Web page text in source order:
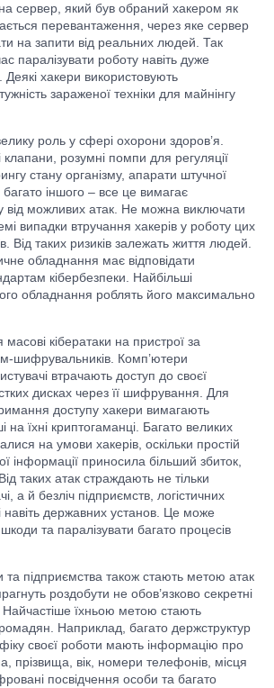
сервер, який був обраний хакером як
перевантаження, через яке сервер
на запити від реальних людей. Так
паралізувати роботу навіть дуже
Деякі хакери використовують
зараженої техніки для майнінгу
роль у сфері охорони здоров’я.
клапани, розумні помпи для регуляції
стану організму, апарати штучної
багато іншого – все це вимагає
від можливих атак. Не можна виключати
випадки втручання хакерів у роботу цих
Від таких ризиків залежать життя людей.
обладнання має відповідати
кібербезпеки. Найбільші
обладнання роблять його максимально
кібератаки на пристрої за
шифрувальників. Комп’ютери
втрачають доступ до своєї
дисках через її шифрування. Для
доступу хакери вимагають
на їхні криптогаманці. Багато великих
на умови хакерів, оскільки простій
інформації приносила більший збиток,
таких атак страждають не тільки
а й безліч підприємств, логістичних
навіть державних установ. Це може
та паралізувати багато процесів
та підприємства також стають метою атак
роздобути не обов’язково секретні
Найчастіше їхньою метою стають
Наприклад, багато держструктур
своєї роботи мають інформацію про
прізвища, вік, номери телефонів, місця
посвідчення особи та багато